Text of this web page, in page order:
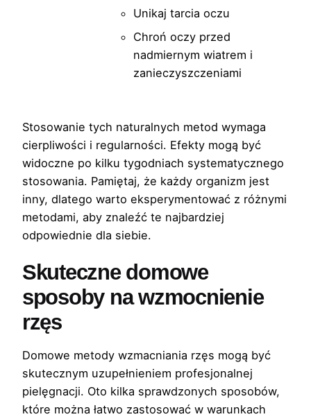
Unikaj tarcia oczu
Chroń oczy przed
nadmiernym wiatrem i
zanieczyszczeniami
Stosowanie tych naturalnych metod wymaga
cierpliwości i regularności. Efekty mogą być
widoczne po kilku tygodniach systematycznego
stosowania. Pamiętaj, że każdy organizm jest
inny, dlatego warto eksperymentować z różnymi
metodami, aby znaleźć te najbardziej
odpowiednie dla siebie.
Skuteczne domowe
sposoby na wzmocnienie
rzęs
Domowe metody wzmacniania rzęs mogą być
skutecznym uzupełnieniem profesjonalnej
pielęgnacji. Oto kilka sprawdzonych sposobów,
które można łatwo zastosować w warunkach